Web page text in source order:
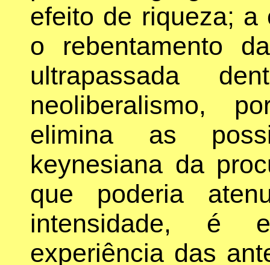
efeito de riqueza; a
o rebentamento
ultrapassada
neoliberalismo,
elimina as
keynesiana da
que poderia
intensidade, é
experiência das